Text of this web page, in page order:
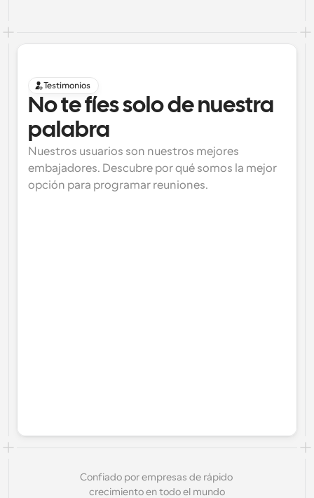
Testimonios
No te fíes solo de nuestra
palabra
Nuestros usuarios son nuestros mejores
embajadores. Descubre por qué somos la mejor
opción para programar reuniones.
Confiado por empresas de rápido
crecimiento en todo el mundo